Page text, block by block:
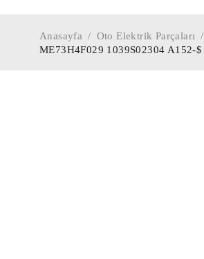
Anasayfa / Oto Elektrik Parçaları /
ME73H4F029 1039S02304 A152-$